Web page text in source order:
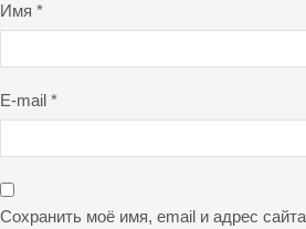
Имя *
E-mail *
Сохранить моё имя, email и адрес